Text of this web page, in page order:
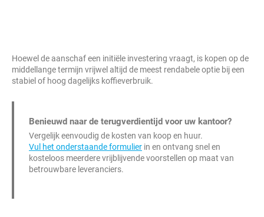
Hoewel de aanschaf een initiële investering vraagt, is kopen op de
middellange termijn vrijwel altijd de meest rendabele optie bij een
stabiel of hoog dagelijks koffieverbruik.
Benieuwd naar de terugverdientijd voor uw kantoor?
Vergelijk eenvoudig de kosten van koop en huur.
Vul het onderstaande formulier in en ontvang snel en
kosteloos meerdere vrijblijvende voorstellen op maat van
betrouwbare leveranciers.